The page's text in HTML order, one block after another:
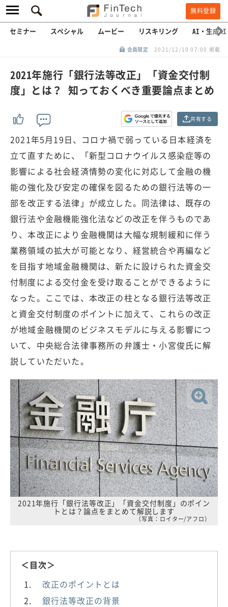
無料登録
セミナー スペシャル ムービー リスキリング AI・生成AI
会員限定 2021/12/10 07:00 掲載
2021年施行「銀行法等改正」「資金交付制
度」とは？ 知っておくべき重要論点まとめ
共有する
2021年5月19日、コロナ禍で弱っている日本経済を
立て直すために、「新型コロナウイルス感染症等の
影響による社会経済情勢の変化に対応して金融の機
能の強化及び安定の確保を図るための銀行法等の一
部を改正する法律」が成立した。同法律は、既存の
銀行法や金融機能強化法などの改正を伴うものであ
り、本改正により金融機関は大幅な規制緩和に伴う
業務領域の拡大が可能となり、経営統合や再編など
を目指す地域金融機関は、新たに設けられた資金交
付制度による交付金を受け取ることができるように
なった。ここでは、本改正の柱となる銀行法等改正
と資金交付制度のポイントに加えて、これらの改正
が地域金融機関のビジネスモデルに与える影響につ
いて、中央総合法律事務所の弁護士・小宮俊氏に解
説していただいた。
2021年施行「銀行法等改正」「資金交付制度」のポイン
トとは？論点をまとめて解説します
（写真：ロイター/アフロ）
＜目次＞
改正のポイントとは
銀行法等改正の背景